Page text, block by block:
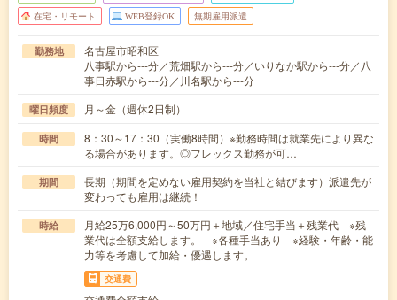
在宅・リモート WEB登録OK 無期雇用派遣
勤務地
名古屋市昭和区
八事駅から---分／荒畑駅から---分／いりなか駅から---分／八
事日赤駅から---分／川名駅から---分
曜日頻度 月～金（週休2日制）
時間
8：30～17：30（実働8時間）※勤務時間は就業先により異な
る場合があります。◎フレックス勤務が可…
期間
長期（期間を定めない雇用契約を当社と結びます）派遣先が
変わっても雇用は継続！
時給
月給25万6,000円～50万円＋地域／住宅手当＋残業代 ※残
業代は全額支給します。 ※各種手当あり ※経験・年齢・能
力等を考慮して加給・優遇します。
交通費